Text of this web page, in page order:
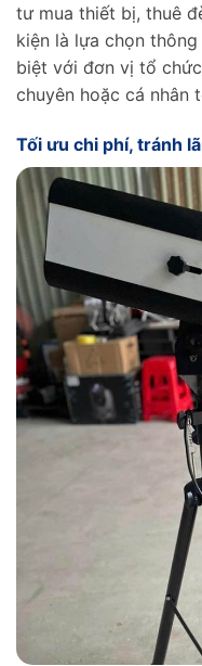
tư mua thiết bị, thuê
kiện là lựa chọn
biệt với đơn vị tổ
chuyên hoặc cá nhân
Tối ưu chi phí, tránh